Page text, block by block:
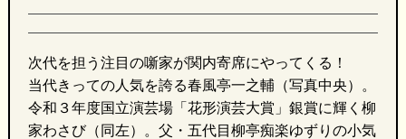
次代を担う注目の噺家が関内寄席にやってくる！
当代きっての人気を誇る春風亭一之輔（写真中央）。
令和３年度国立演芸場「花形演芸大賞」銀賞に輝く柳
家わさび（同左）。父・五代目柳亭痴楽ゆずりの小気